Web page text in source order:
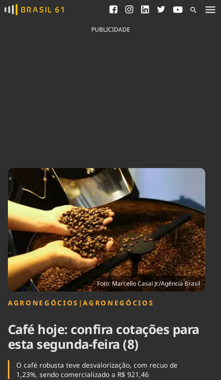
Ver todas as notícias
Saneamento
Indicadores
Brasil
Brasil Mineral
Ciência &
Tecnologia
Cinema
Comportamento
Cultura
Economia
Educação
Infraestrutura
Internacional
Meio Ambiente
Podcast
Política
Saúde
Tempo
PUBLICIDADE
Foto: Marcello Casal Jr./Agência Brasil
AGRONEGÓCIOS |AGRONEGÓCIOS
Café hoje: confira cotações para
esta segunda-feira (8)
O café robusta teve desvalorização, com recuo de
1,23%, sendo comercializado a R$ 921,46